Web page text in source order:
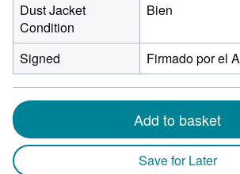
Dust Jacket
Condition
Bien
Signed Firmado por el
Add to basket
Save for Later